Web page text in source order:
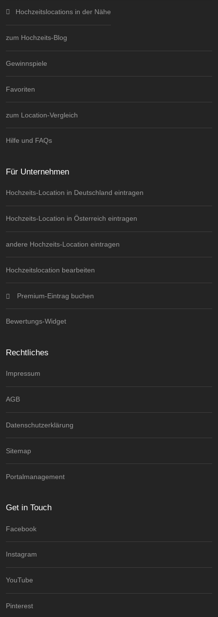
Hochzeitslocations in der Nähe
zum Hochzeits-Blog
Gewinnspiele
Favoriten
zum Location-Vergleich
Hilfe und FAQs
Für Unternehmen
Hochzeits-Location in Deutschland eintragen
Hochzeits-Location in Österreich eintragen
andere Hochzeits-Location eintragen
Hochzeitslocation bearbeiten
Premium-Eintrag buchen
Bewertungs-Widget
Rechtliches
Impressum
AGB
Datenschutzerklärung
Sitemap
Portalmanagement
Get in Touch
Facebook
Instagram
YouTube
Pinterest